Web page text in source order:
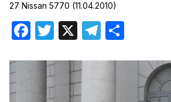
27 Nissan 5770 (11.04.2010)
Facebook
Twitter Telegram